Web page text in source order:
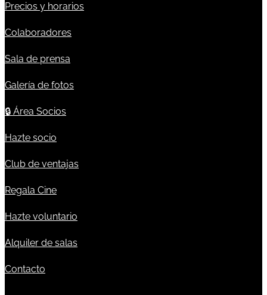
Precios y horarios
Colaboradores
Sala de prensa
Galería de fotos
🔒 Área Socios
Hazte socio
Club de ventajas
Regala Cine
Hazte voluntario
Alquiler de salas
Contacto